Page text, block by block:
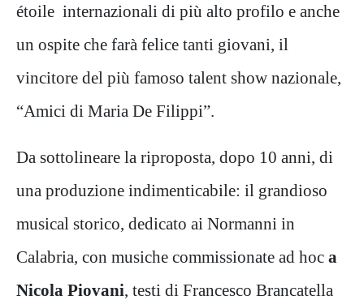
étoile internazionali di più alto profilo e anche
un ospite che farà felice tanti giovani, il
vincitore del più famoso talent show nazionale,
“Amici di Maria De Filippi”.
Da sottolineare la riproposta, dopo 10 anni, di
una produzione indimenticabile: il grandioso
musical storico, dedicato ai Normanni in
Calabria, con musiche commissionate ad hoc a
Nicola Piovani , testi di Francesco Brancatella